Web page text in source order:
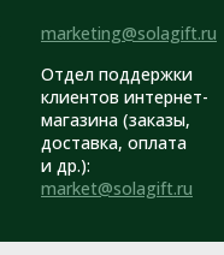
marketing@solagift.ru
Отдел поддержки
клиентов интернет-
магазина (заказы,
доставка, оплата
и др.):
market@solagift.ru